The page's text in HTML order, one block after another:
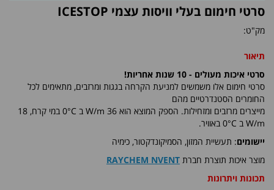
סרטי חימום בעלי וויסות עצמי ICESTOP
מק"ט:
תיאור
סרטי איכות מעולים - 10 שנות אחריות
!
סרטי חימום אלו משמשים למניעת הקרחה בגגות ומרזבים, מתאימים לכל
החומרים הסטנדרטיים מהם
מייצרים מרזבים ומזחילות. הספק המוצא הוא 36 W/m ב 0°C במי קרח, 18
W/m ב 0°C באוויר.
יישומים: תעשיית המזון, הסמיקונדקטור, כימיה
מוצר איכות תוצרת חברת RAYCHEM NVENT
תכונות ויתרונות